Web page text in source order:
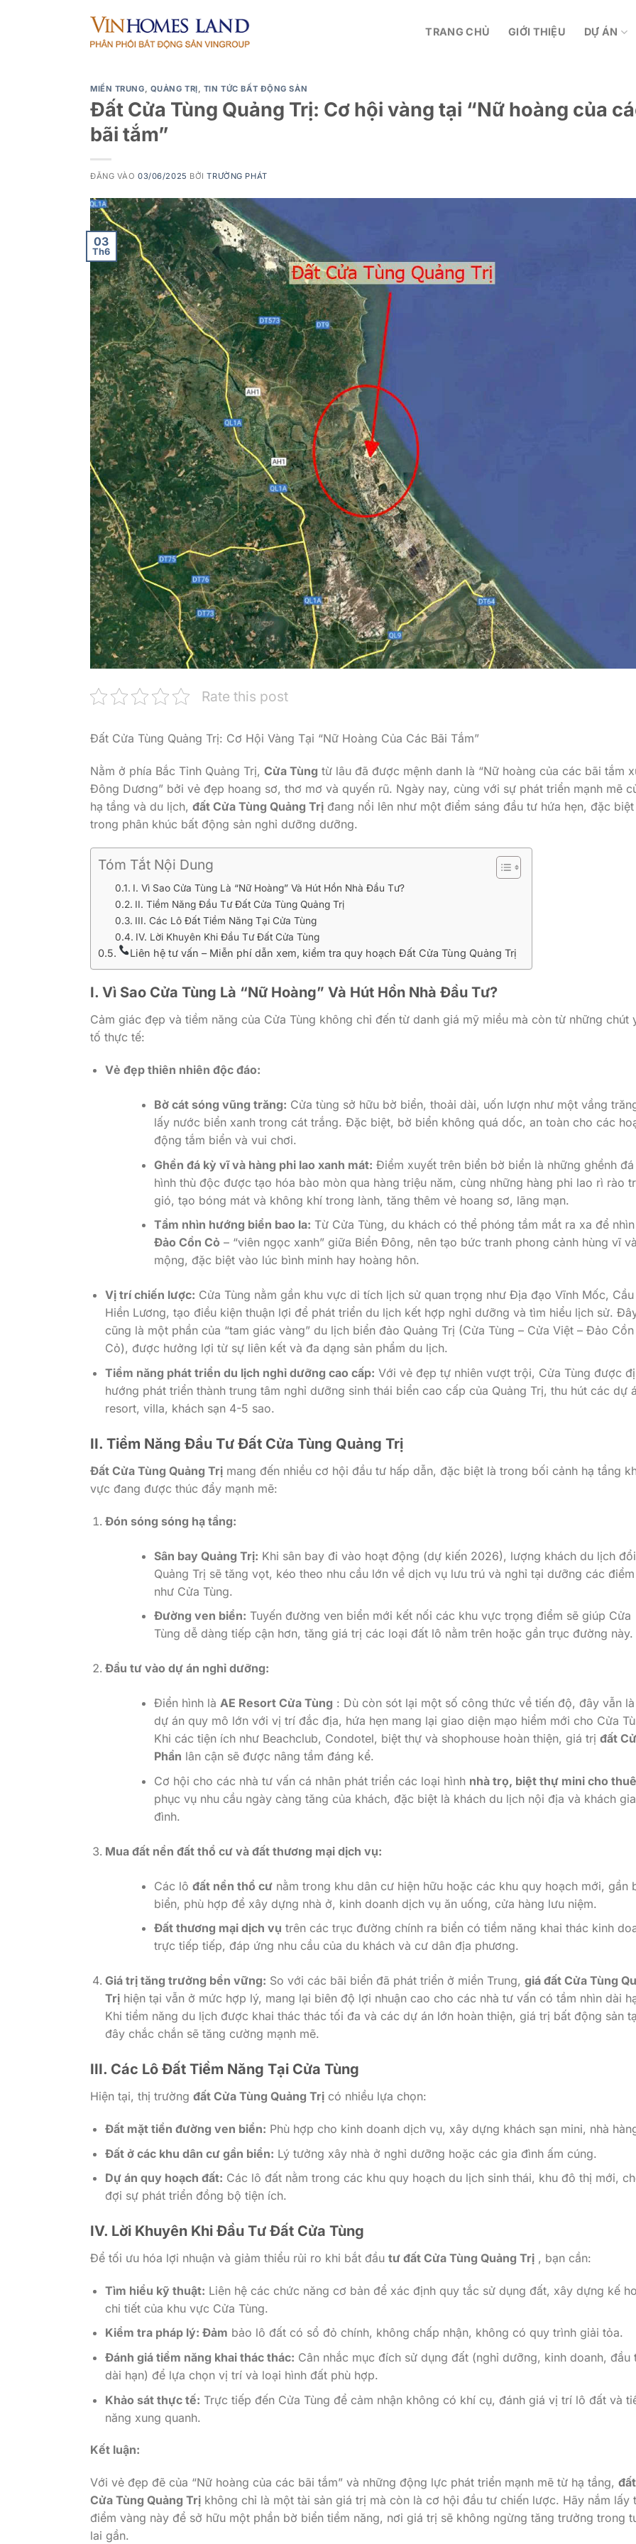
TRANG CHỦ GIỚI THIỆU DỰ ÁN
MIỀN TRUNG, QUẢNG TRỊ, TIN TỨC BẤT ĐỘNG SẢN
Đất Cửa Tùng Quảng Trị: Cơ hội vàng tại “Nữ hoàng của
bãi tắm”
ĐĂNG VÀO03/06/2025 BỞITRƯỜNG PHÁT
03
Th6
Rate this post
Đất Cửa Tùng Quảng Trị: Cơ Hội Vàng Tại “Nữ Hoàng Của Các Bãi Tắm”
Nằm ở phía Bắc Tỉnh Quảng Trị, Cửa Tùng từ lâu đã được mệnh danh là “Nữ hoàng của các bãi tắm
Đông Dương” bởi vẻ đẹp hoang sơ, thơ mơ và quyến rũ. Ngày nay, cùng với sự phát triển mạnh mẽ
hạ tầng và du lịch, đất Cửa Tùng Quảng Trị đang nổi lên như một điểm sáng đầu tư hứa hẹn, đặc biệt
trong phân khúc bất động sản nghỉ dưỡng dưỡng.
Tóm Tắt Nội Dung
I. Vì Sao Cửa Tùng Là “Nữ Hoàng” Và Hút Hồn Nhà Đầu Tư?
II. Tiềm Năng Đầu Tư Đất Cửa Tùng Quảng Trị
III. Các Lô Đất Tiềm Năng Tại Cửa Tùng
IV. Lời Khuyên Khi Đầu Tư Đất Cửa Tùng
Liên hệ tư vấn – Miễn phí dẫn xem, kiểm tra quy hoạch Đất Cửa Tùng Quảng Trị
I. Vì Sao Cửa Tùng Là “Nữ Hoàng” Và Hút Hồn Nhà Đầu Tư?
Cảm giác đẹp và tiềm năng của Cửa Tùng không chỉ đến từ danh giá mỹ miều mà còn từ những chút
tố thực tế:
Vẻ đẹp thiên nhiên độc đáo:
Bờ cát sóng vũng trăng: Cửa tùng sở hữu bờ biển, thoải dài, uốn lượn như một vầng
lấy nước biển xanh trong cát trắng. Đặc biệt, bờ biển không quá dốc, an toàn cho các
động tắm biển và vui chơi.
Ghền đá kỳ vĩ và hàng phi lao xanh mát: Điểm xuyết trên biển bờ biển là những ghềnh
hình thù độc được tạo hóa bào mòn qua hàng triệu năm, cùng những hàng phi lao rì rào
gió, tạo bóng mát và không khí trong lành, tăng thêm vẻ hoang sơ, lãng mạn.
Tầm nhìn hướng biển bao la: Từ Cửa Tùng, du khách có thể phóng tầm mắt ra xa để nhìn
Đảo Cồn Cỏ – “viên ngọc xanh” giữa Biển Đông, nên tạo bức tranh phong cảnh hùng vĩ
mộng, đặc biệt vào lúc bình minh hay hoàng hôn.
Vị trí chiến lược: Cửa Tùng nằm gần khu vực di tích lịch sử quan trọng như Địa đạo Vĩnh Mốc, Cầu
Hiền Lương, tạo điều kiện thuận lợi để phát triển du lịch kết hợp nghỉ dưỡng và tìm hiểu lịch sử.
cũng là một phần của “tam giác vàng” du lịch biển đảo Quảng Trị (Cửa Tùng – Cửa Việt – Đảo Cồn
Cỏ), được hưởng lợi từ sự liên kết và đa dạng sản phẩm du lịch.
Tiềm năng phát triển du lịch nghỉ dưỡng cao cấp: Với vẻ đẹp tự nhiên vượt trội, Cửa Tùng được
hướng phát triển thành trung tâm nghỉ dưỡng sinh thái biển cao cấp của Quảng Trị, thu hút các dự
resort, villa, khách sạn 4-5 sao.
II. Tiềm Năng Đầu Tư Đất Cửa Tùng Quảng Trị
Đất Cửa Tùng Quảng Trị mang đến nhiều cơ hội đầu tư hấp dẫn, đặc biệt là trong bối cảnh hạ tầng
vực đang được thúc đẩy mạnh mẽ:
Đón sóng sóng hạ tầng:
Sân bay Quảng Trị: Khi sân bay đi vào hoạt động (dự kiến ​​2026), lượng khách du lịch
Quảng Trị sẽ tăng vọt, kéo theo nhu cầu lớn về dịch vụ lưu trú và nghỉ tại dưỡng các
như Cửa Tùng.
Đường ven biển: Tuyến đường ven biển mới kết nối các khu vực trọng điểm sẽ giúp Cửa
Tùng dễ dàng tiếp cận hơn, tăng giá trị các loại đất lô nằm trên hoặc gần trục đường này.
Đầu tư vào dự án nghỉ dưỡng:
Điển hình là AE Resort Cửa Tùng : Dù còn sót lại một số công thức về tiến độ, đây vẫn
dự án quy mô lớn với vị trí đắc địa, hứa hẹn mang lại giao diện mạo hiểm mới cho Cửa
Khi các tiện ích như Beachclub, Condotel, biệt thự và shophouse hoàn thiện, giá trị đất
Phần lân cận sẽ được nâng tầm đáng kể.
Cơ hội cho các nhà tư vấn cá nhân phát triển các loại hình nhà trọ, biệt thự mini cho thuê
phục vụ nhu cầu ngày càng tăng của khách, đặc biệt là khách du lịch nội địa và khách gia
đình.
Mua đất nền đất thổ cư và đất thương mại dịch vụ:
Các lô đất nền thổ cưnằm trong khu dân cư hiện hữu hoặc các khu quy hoạch mới, gần
biển, phù hợp để xây dựng nhà ở, kinh doanh dịch vụ ăn uống, cửa hàng lưu niệm.
Đất thương mại dịch vụ trên các trục đường chính ra biển có tiềm năng khai thác kinh
trực tiếp tiếp, đáp ứng nhu cầu của du khách và cư dân địa phương.
Giá trị tăng trưởng bền vững: So với các bãi biển đã phát triển ở miền Trung, giá đất Cửa Tùng
Trịhiện tại vẫn ở mức hợp lý, mang lại biên độ lợi nhuận cao cho các nhà tư vấn có tầm nhìn dài
Khi tiềm năng du lịch được khai thác thác tối đa và các dự án lớn hoàn thiện, giá trị bất động sản
đây chắc chắn sẽ tăng cường mạnh mẽ.
III. Các Lô Đất Tiềm Năng Tại Cửa Tùng
Hiện tại, thị trường đất Cửa Tùng Quảng Trị có nhiều lựa chọn:
Đất mặt tiền đường ven biển: Phù hợp cho kinh doanh dịch vụ, xây dựng khách sạn mini, nhà
Đất ở các khu dân cư gần biển: Lý tưởng xây nhà ở nghỉ dưỡng hoặc các gia đình ấm cúng.
Dự án quy hoạch đất: Các lô đất nằm trong các khu quy hoạch du lịch sinh thái, khu đô thị mới,
đợi sự phát triển đồng bộ tiện ích.
IV. Lời Khuyên Khi Đầu Tư Đất Cửa Tùng
Để tối ưu hóa lợi nhuận và giảm thiểu rủi ro khi bắt đầu tư đất Cửa Tùng Quảng Trị , bạn cần:
Tìm hiểu kỹ thuật: Liên hệ các chức năng cơ bản để xác định quy tắc sử dụng đất, xây dựng kế
chi tiết của khu vực Cửa Tùng.
Kiểm tra pháp lý: Đảm bảo lô đất có sổ đỏ chính, không chấp nhận, không có quy trình giải tỏa.
Đánh giá tiềm năng khai thác thác: Cân nhắc mục đích sử dụng đất (nghỉ dưỡng, kinh doanh, đầu
dài hạn) để lựa chọn vị trí và loại hình đất phù hợp.
Khảo sát thực tế: Trực tiếp đến Cửa Tùng để cảm nhận không có khí cụ, đánh giá vị trí lô đất và
năng xung quanh.
Kết luận:
Với vẻ đẹp đẽ của “Nữ hoàng của các bãi tắm” và những động lực phát triển mạnh mẽ từ hạ tầng, đất
Cửa Tùng Quảng Trị không chỉ là một tài sản giá trị mà còn là cơ hội đầu tư chiến lược. Hãy nắm lấy
điểm vàng này để sở hữu một phần bờ biển tiềm năng, nơi giá trị sẽ không ngừng tăng trưởng trong
lai gần.